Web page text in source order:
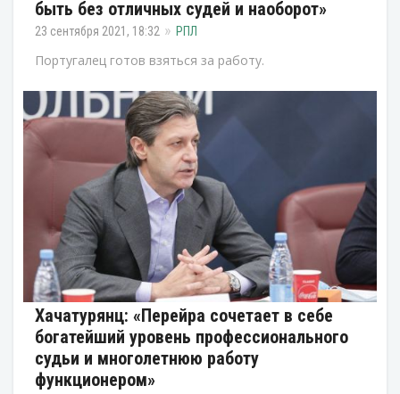
быть без отличных судей и наоборот»
23 сентября 2021, 18:32 РПЛ
Португалец готов взяться за работу.
Хачатурянц: «Перейра сочетает в себе
богатейший уровень профессионального
судьи и многолетнюю работу
функционером»